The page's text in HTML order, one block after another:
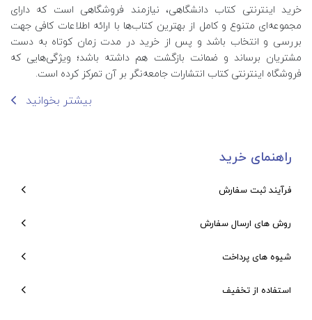
خرید اینترنتی کتاب‌ دانشگاهی، نیازمند فروشگاهی است که دارای
مجموعه‌ای متنوع و کامل از بهترین کتاب‌ها با ارائه اطلاعات کافی جهت
بررسی و انتخاب باشد و پس از خرید در مدت زمان کوتاه به دست
مشتریان برساند و ضمانت بازگشت هم داشته باشد؛ ویژگی‌هایی که
فروشگاه اینترنتی کتاب انتشارات جامعه‌نگر بر آن تمرکز کرده است.
بیشتر بخوانید
راهنمای خرید
فرآیند ثبت سفارش
روش های ارسال سفارش
شیوه های پرداخت
استفاده از تخفیف